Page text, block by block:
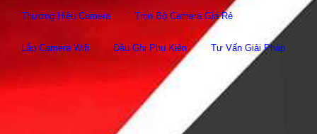
Thương Hiệu Camera Trọn Bộ Camera Giá Rẻ
Lắp Camera Wifi Đầu Ghi Phụ Kiên Tư Vấn Giải Pháp